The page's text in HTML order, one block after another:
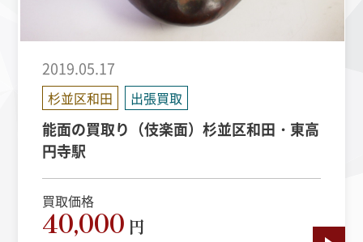
2019.05.17
杉並区和田 出張買取
能面の買取り（伎楽面）杉並区和田・東高
円寺駅
買取価格
40,000 円